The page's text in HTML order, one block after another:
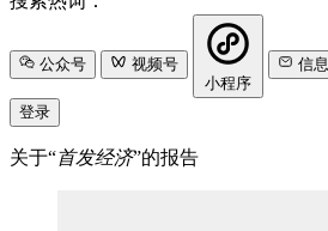
公众号
视频号
小程序
信息
登录
关于“首发经济”的报告